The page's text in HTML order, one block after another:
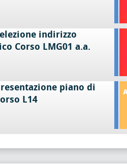
indirizzo
Corso LMG01 a.a.
piano di
L14